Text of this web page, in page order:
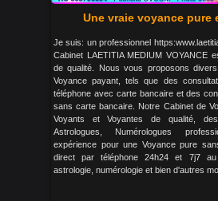
Une vraie voyance pure
Je suis: un professionnel
Cabinet LAETITIA MEDIUM VOYANCE
de qualité. Nous vous proposons
Voyance payant, tels que des
téléphone avec carte bancaire et des
sans carte bancaire. Notre Cabinet de
Voyants et Voyantes de qualité,
Astrologues, Numérologues
expérience pour une Voyance pure
direct par téléphone 24h24 et 7j7
astrologie, numérologie et bien d'autres